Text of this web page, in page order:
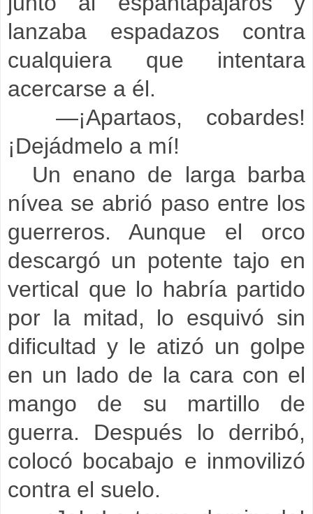
lanzaba espadazos contra
cualquiera que intentara
acercarse a él.
—¡Apartaos, cobardes!
¡Dejádmelo a mí!
Un enano de larga barba
nívea se abrió paso entre los
guerreros. Aunque el orco
descargó un potente tajo en
vertical que lo habría partido
por la mitad, lo esquivó sin
dificultad y le atizó un golpe
en un lado de la cara con el
mango de su martillo de
guerra. Después lo derribó,
colocó bocabajo e inmovilizó
contra el suelo.